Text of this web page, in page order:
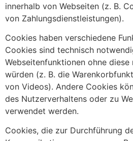
innerhalb von Webseiten (z. B.
von Zahlungsdienstleistungen).
Cookies haben verschiedene
Cookies sind technisch
Webseitenfunktionen ohne
würden (z. B. die
von Videos). Andere Cookies
des Nutzerverhaltens oder zu
verwendet werden.
Cookies, die zur Durchführung